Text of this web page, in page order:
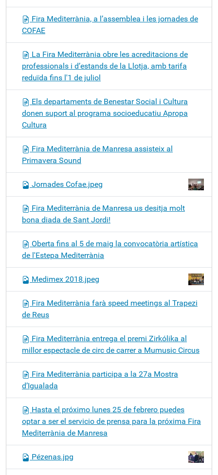
Fira Mediterrània, a l’assemblea i les jornades de
COFAE
La Fira Mediterrània obre les acreditacions de
professionals i d’estands de la Llotja, amb tarifa
reduïda fins l'1 de juliol
Els departaments de Benestar Social i Cultura
donen suport al programa socioeducatiu Apropa
Cultura
Fira Mediterrània de Manresa assisteix al
Primavera Sound
Jornades Cofae.jpeg
Fira Mediterrània de Manresa us desitja molt
bona diada de Sant Jordi!
Oberta fins al 5 de maig la convocatòria artística
de l'Estepa Mediterrània
Medimex 2018.jpeg
Fira Mediterrània farà speed meetings al Trapezi
de Reus
Fira Mediterrània entrega el premi Zirkólika al
millor espectacle de circ de carrer a Mumusic Circus
Fira Mediterrània participa a la 27a Mostra
d’Igualada
Hasta el próximo lunes 25 de febrero puedes
optar a ser el servicio de prensa para la próxima Fira
Mediterrània de Manresa
Pézenas.jpg